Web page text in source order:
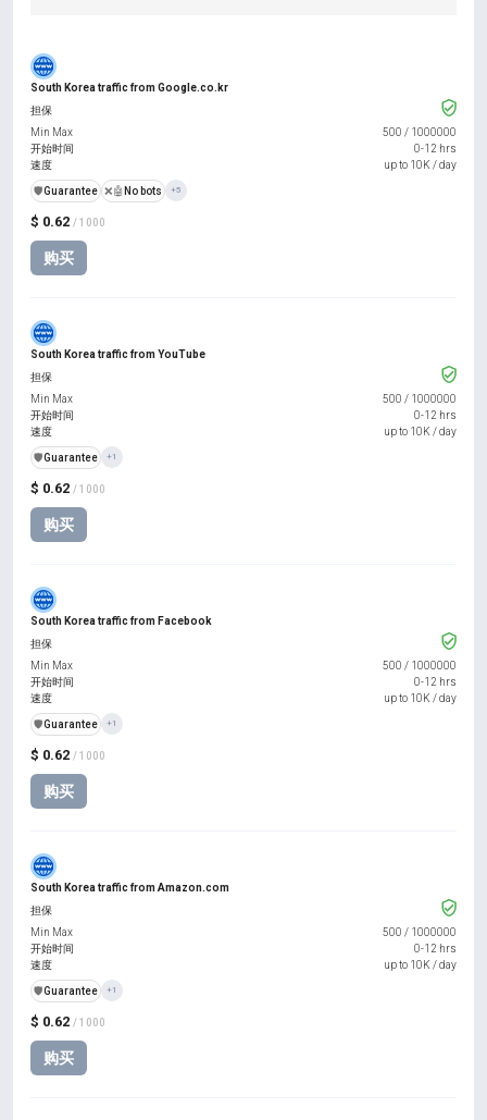
South Korea traffic from Google.co.kr
$ 0.62 / 1000
购买
担保
Min Max
500 / 1000000
开始时间
0-12 hrs
速度
up to 10K / day
️🛡️Guarantee ❌🤖 No bots +5
South Korea traffic from YouTube
$ 0.62 / 1000
购买
担保
Min Max
500 / 1000000
开始时间
0-12 hrs
速度
up to 10K / day
️🛡️Guarantee +1
South Korea traffic from Facebook
$ 0.62 / 1000
购买
担保
Min Max
500 / 1000000
开始时间
0-12 hrs
速度
up to 10K / day
️🛡️Guarantee +1
South Korea traffic from Amazon.com
$ 0.62 / 1000
购买
担保
Min Max
500 / 1000000
开始时间
0-12 hrs
速度
up to 10K / day
️🛡️Guarantee +1